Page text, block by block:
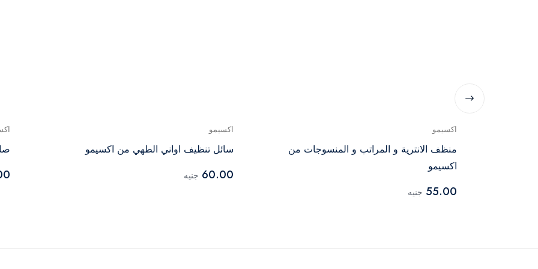
اكسيمو
منظف الانترية و المراتب و المنسوجات من
اكسيمو
55.00 جنيه
اكسيمو
سائل تنظيف اواني الطهي من اكسيمو
60.00 جنيه